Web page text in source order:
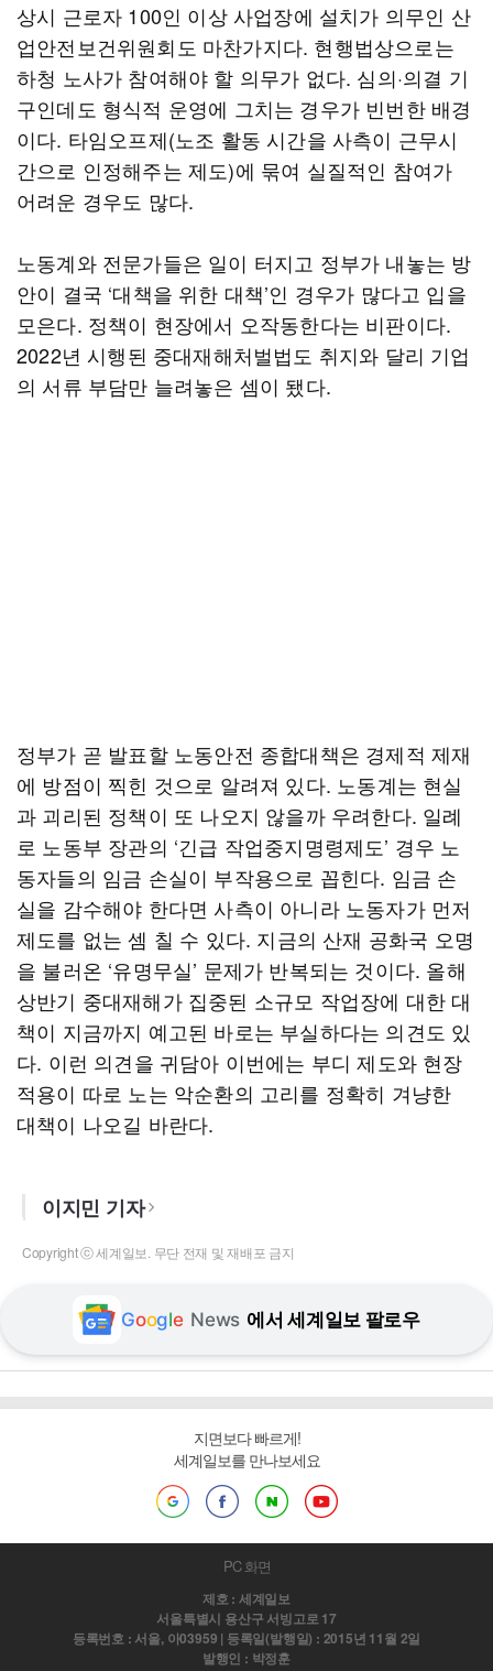
상시 근로자 100인 이상 사업장에 설치가 의무인 산
업안전보건위원회도 마찬가지다. 현행법상으로는
하청 노사가 참여해야 할 의무가 없다. 심의·의결 기
구인데도 형식적 운영에 그치는 경우가 빈번한 배경
이다. 타임오프제(노조 활동 시간을 사측이 근무시
간으로 인정해주는 제도)에 묶여 실질적인 참여가
어려운 경우도 많다.
노동계와 전문가들은 일이 터지고 정부가 내놓는 방
안이 결국 ‘대책을 위한 대책’인 경우가 많다고 입을
모은다. 정책이 현장에서 오작동한다는 비판이다.
2022년 시행된 중대재해처벌법도 취지와 달리 기업
의 서류 부담만 늘려놓은 셈이 됐다.
정부가 곧 발표할 노동안전 종합대책은 경제적 제재
에 방점이 찍힌 것으로 알려져 있다. 노동계는 현실
과 괴리된 정책이 또 나오지 않을까 우려한다. 일례
로 노동부 장관의 ‘긴급 작업중지명령제도’ 경우 노
동자들의 임금 손실이 부작용으로 꼽힌다. 임금 손
실을 감수해야 한다면 사측이 아니라 노동자가 먼저
제도를 없는 셈 칠 수 있다. 지금의 산재 공화국 오명
을 불러온 ‘유명무실’ 문제가 반복되는 것이다. 올해
상반기 중대재해가 집중된 소규모 작업장에 대한 대
책이 지금까지 예고된 바로는 부실하다는 의견도 있
다. 이런 의견을 귀담아 이번에는 부디 제도와 현장
적용이 따로 노는 악순환의 고리를 정확히 겨냥한
대책이 나오길 바란다.
이지민 기자
Copyright ⓒ 세계일보. 무단 전재 및 재배포 금지
Google News 에서 세계일보 팔로우
지면보다 빠르게!
세계일보를 만나보세요
PC 화면
제호 : 세계일보
서울특별시 용산구 서빙고로 17
등록번호 : 서울, 아03959 | 등록일(발행일) : 2015년 11월 2일
발행인 : 박정훈